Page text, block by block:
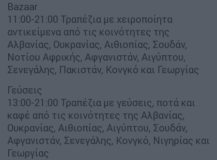
Bazaar
11:00-21:00 Τραπέζια με χειροποίητα
αντικείμενα από τις κοινότητες της
Αλβανίας, Ουκρανίας, Αιθιοπίας, Σουδάν,
Νοτίου Αφρικής, Αφγανιστάν, Αιγύπτου,
Σενεγάλης, Πακιστάν, Κονγκό και Γεωργίας
Γεύσεις
13:00-21:00 Τραπέζια με γεύσεις, ποτά και
καφέ από τις κοινότητες της Αλβανίας,
Ουκρανίας, Αιθιοπίας, Αιγύπτου, Σουδάν,
Αφγανιστάν, Σενεγάλης, Κονγκό, Νιγηρίας και
Γεωργίας